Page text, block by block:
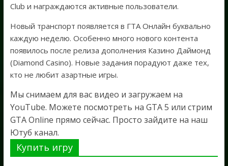
Club и награждаются активные пользователи.
Новый транспорт появляется в ГТА Онлайн буквально
каждую неделю. Особенно много нового контента
появилось после релиза дополнения Казино Даймонд
(Diamond Casino). Новые задания порадуют даже тех,
кто не любит азартные игры.
Мы снимаем для вас видео и загружаем на
YouTube. Можете посмотреть на GTA 5 или стрим
GTA Online прямо сейчас. Просто зайдите на наш
Ютуб канал.
Купить игру